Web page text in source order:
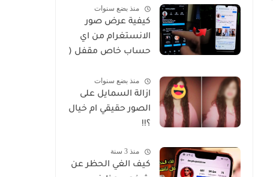
منذ بضع سنوات
كيفية عرض صور
الانستغرام من اي
حساب خاص مقفل (
منذ بضع سنوات
ازالة السمايل على
الصور حقيقي ام خيال
؟!!
منذ 3 سنة
كيف الغي الحظر عن